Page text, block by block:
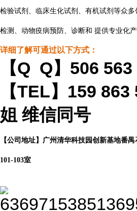
检验试剂、临床生化试剂、有机试剂等众
检测、动物疫病预防、诊断和 提供专业化产
详细了解可通过以下方式：
【Q Q】506
【TEL】159
姐 维信同号
【公司地址】广州清华科技园创新基地番
101-103室